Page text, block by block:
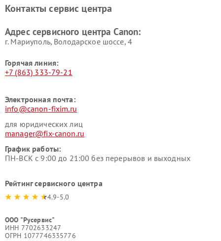
Контакты сервис центра
Адрес сервисного центра Canon:
г. Мариуполь, Володарское шоссе, 4
Горячая линия:
+7 (863) 333-79-21
Электронная почта:
info@canon-fixim.ru
для юридических лиц
manager@fix-canon.ru
График работы:
ПН-ВСК с 9:00 до 21:00 без перерывов и выходных
Рейтинг сервисного центра
4.9-5.0
ООО "Русервис"
ИНН 7702633247
ОГРН 1077746335776